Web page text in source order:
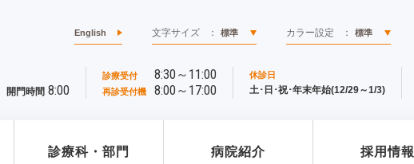
English 文字サイズ ： 標準 カラー設定 ： 標準
開門時間 8:00
診療受付 8:30～11:00
再診受付機 8:00～17:00
休診日
土･日･祝･年末年始(12/29～1/3)
診療科・部門 病院紹介 採用情報